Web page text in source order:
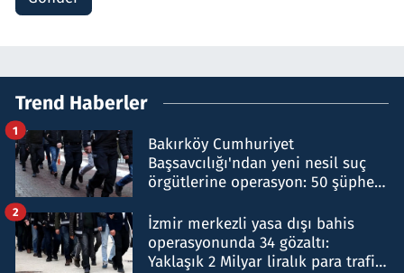
Trend Haberler
Bakırköy Cumhuriyet
Başsavcılığı'ndan yeni nesil suç
örgütlerine operasyon: 50 şüpheli
1
İzmir merkezli yasa dışı bahis
operasyonunda 34 gözaltı:
Yaklaşık 2 Milyar liralık para trafiği
2